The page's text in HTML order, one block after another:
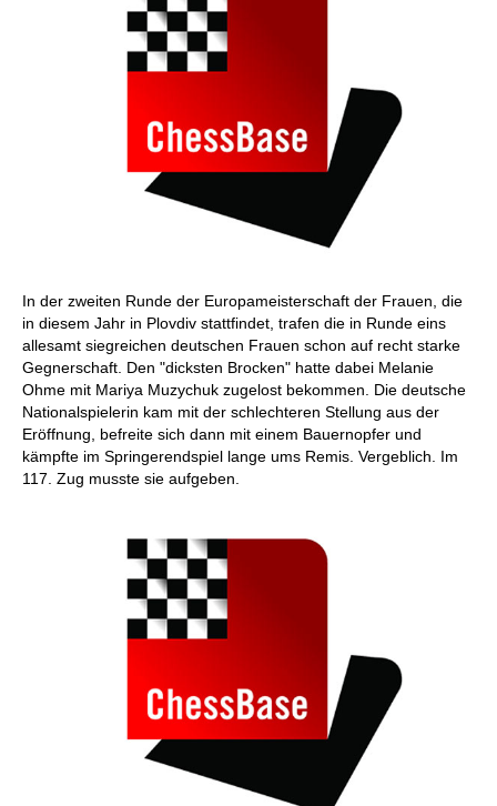
In der zweiten Runde der Europameisterschaft der Frauen, die
in diesem Jahr in Plovdiv stattfindet, trafen die in Runde eins
allesamt siegreichen deutschen Frauen schon auf recht starke
Gegnerschaft. Den "dicksten Brocken" hatte dabei Melanie
Ohme mit Mariya Muzychuk zugelost bekommen. Die deutsche
Nationalspielerin kam mit der schlechteren Stellung aus der
Eröffnung, befreite sich dann mit einem Bauernopfer und
kämpfte im Springerendspiel lange ums Remis. Vergeblich. Im
117. Zug musste sie aufgeben.